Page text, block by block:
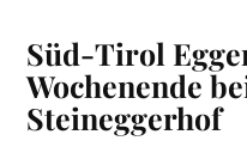
Süd-Tirol
Wochenende
Steineggerhof